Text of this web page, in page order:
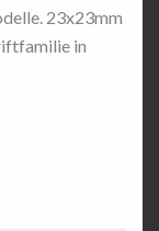
23x23mm
in